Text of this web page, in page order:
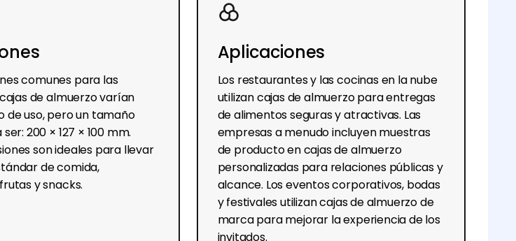
comunes para las
de almuerzo varían
de uso, pero un tamaño
200 × 127 × 100 mm.
son ideales para llevar
de comida,
y snacks.
Aplicaciones
Los restaurantes y las cocinas en la nube
utilizan cajas de almuerzo para entregas
de alimentos seguras y atractivas. Las
empresas a menudo incluyen muestras
de producto en cajas de almuerzo
personalizadas para relaciones públicas y
alcance. Los eventos corporativos, bodas
y festivales utilizan cajas de almuerzo de
marca para mejorar la experiencia de los
invitados.